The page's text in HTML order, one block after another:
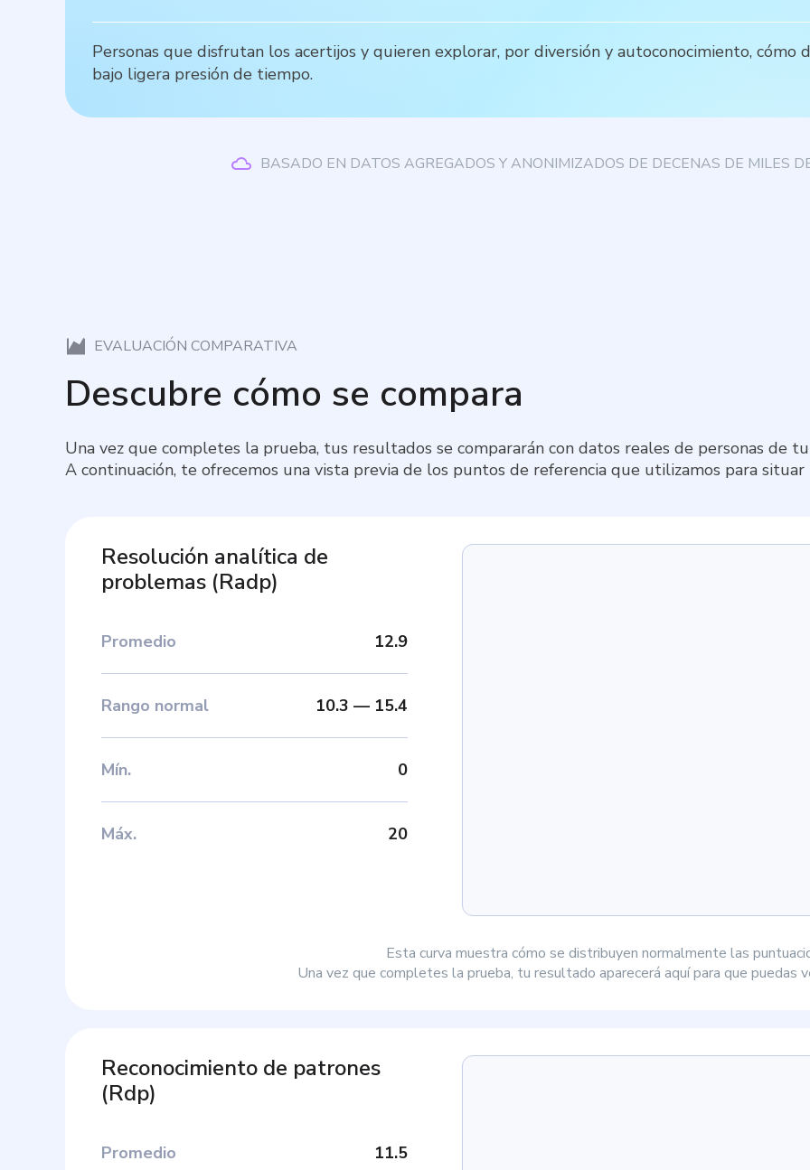
Personas que disfrutan los acertijos y quieren explorar, por diversión y autoconocimiento,
bajo ligera presión de tiempo.
BASADO EN DATOS AGREGADOS Y ANONIMIZADOS DE DECENAS DE MILES
EVALUACIÓN COMPARATIVA
Descubre cómo se compara
Una vez que completes la prueba, tus resultados se compararán con datos reales de personas de tu
A continuación, te ofrecemos una vista previa de los puntos de referencia que utilizamos para
Resolución analítica de
problemas (Radp)
Promedio 12.9
Rango normal 10.3 — 15.4
Mín. 0
Máx. 20
Esta curva muestra cómo se distribuyen normalmente las
Una vez que completes la prueba, tu resultado aparecerá aquí para que puedas
Reconocimiento de patrones
(Rdp)
Promedio 11.5